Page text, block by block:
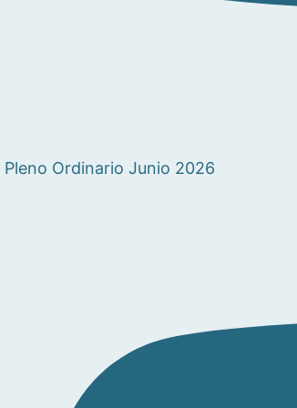
Pleno Ordinario Junio 2026